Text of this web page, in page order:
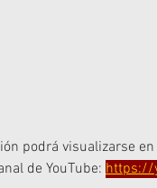
podrá visualizarse
de YouTube: https://